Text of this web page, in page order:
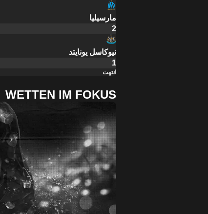
مارسيليا
2
نيوكاسل يونايتد
1
انتهت
WETTEN IM FOKUS